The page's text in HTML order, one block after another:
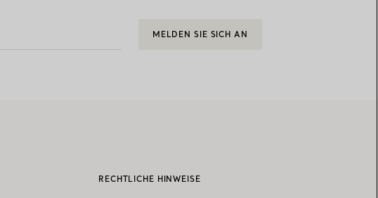
MELDEN SIE SICH AN
RECHTLICHE HINWEISE